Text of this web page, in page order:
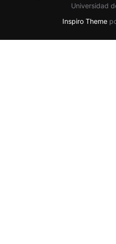
Universidad
Inspiro Theme